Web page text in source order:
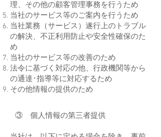
理、その他の顧客管理事務を行うため
当社のサービス等のご案内を行うため
当社業務（サービス）遂行上のトラブル
の解決、不正利用防止や安全性確保のた
め
当社のサービス等の改善のため
法令に基づく対応の他、行政機関等から
の通達･指導等に対応するため
​その他情報の提供のため
③ 個人情報の第三者提供